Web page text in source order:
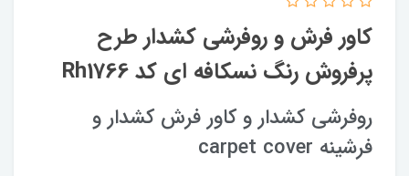
کاور فرش و روفرشی کشدار طرح
پرفروش رنگ نسکافه ای کد Rh1766
روفرشی کشدار و کاور فرش کشدار و
فرشینه carpet cover